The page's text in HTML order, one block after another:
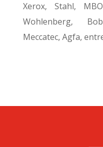
Xerox, Stahl,
Wohlenberg,
Meccatec, Agfa,